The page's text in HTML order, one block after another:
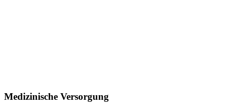
Medizinische Versorgung